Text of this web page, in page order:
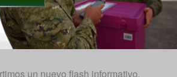
un nuevo flash informativo,